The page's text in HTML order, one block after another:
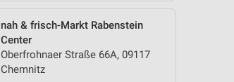
nah & frisch-Markt Rabenstein
Center
Oberfrohnaer Straße 66A, 09117
Chemnitz